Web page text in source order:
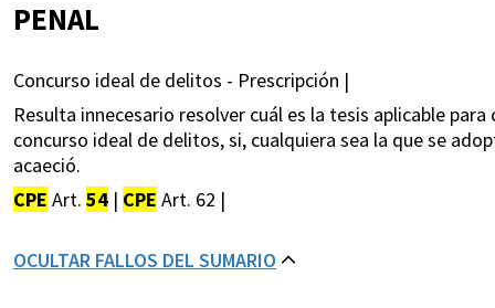
PENAL
Concurso ideal de delitos - Prescripción |
Resulta innecesario resolver cuál es la tesis aplicable
concurso ideal de delitos, si, cualquiera sea la que se
acaeció.
CPE Art. 54 | CPE Art. 62 |
OCULTAR FALLOS DEL SUMARIO